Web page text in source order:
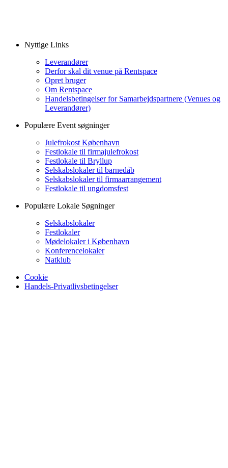
Nyttige Links
Leverandører
Derfor skal dit venue på Rentspace
Opret bruger
Om Rentspace
Handelsbetingelser for Samarbejdspartnere (Venues og
Leverandører)
Populære Event søgninger
Julefrokost København
Festlokale til firmajulefrokost
Festlokale til Bryllup
Selskabslokaler til barnedåb
Selskabslokaler til firmaarrangement
Festlokale til ungdomsfest
Populære Lokale Søgninger
Selskabslokaler
Festlokaler
Mødelokaler i København
Konferencelokaler
Natklub
Cookie
Handels-Privatlivsbetingelser